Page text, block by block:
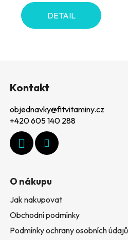
hvězdiček.
DETAIL
Kontakt
objednavky@fitvitaminy.cz
+420 605 140 288
O nákupu
Jak nakupovat
Obchodní podmínky
Podmínky ochrany osobních údajů